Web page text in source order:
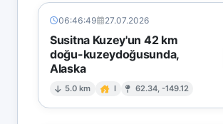
06:46:49 27.07.2026
Susitna Kuzey'un 42 km
doğu-kuzeydoğusunda,
Alaska
5.0 km I 62.34, -149.12